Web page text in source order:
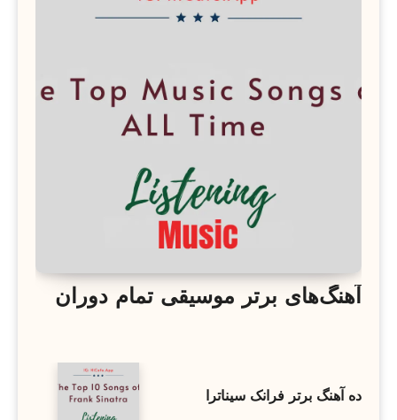
آهنگ‌های برتر موسیقی تمام دوران
ده آهنگ برتر فرانک سیناترا